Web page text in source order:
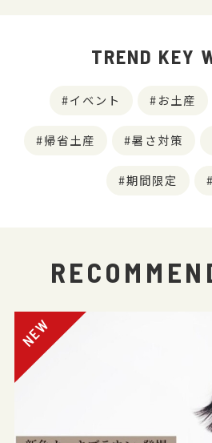
TREND KEY
イベント お土産
帰省土産 暑さ対策
期間限定